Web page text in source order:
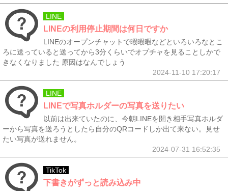
LINE
LINEの利用停止期間は何日ですか
LINEのオープンチャットで暇暇暇などといろいろなとこ
ろに送っていると送ってから3分くらいでオプチャを見ることしかで
きなくなりました 原因はなんでしょう
2024-11-10 17:20:17
LINE
LINEで写真ホルダーの写真を送りたい
以前は出来ていたのに、今朝LINEを開き相手写真ホルダ
ーから写真を送ろうとしたら自分のQRコードしか出て来ない。見せ
たい写真が送れません。
2024-07-31 16:52:35
TikTok
下書きがずっと読み込み中